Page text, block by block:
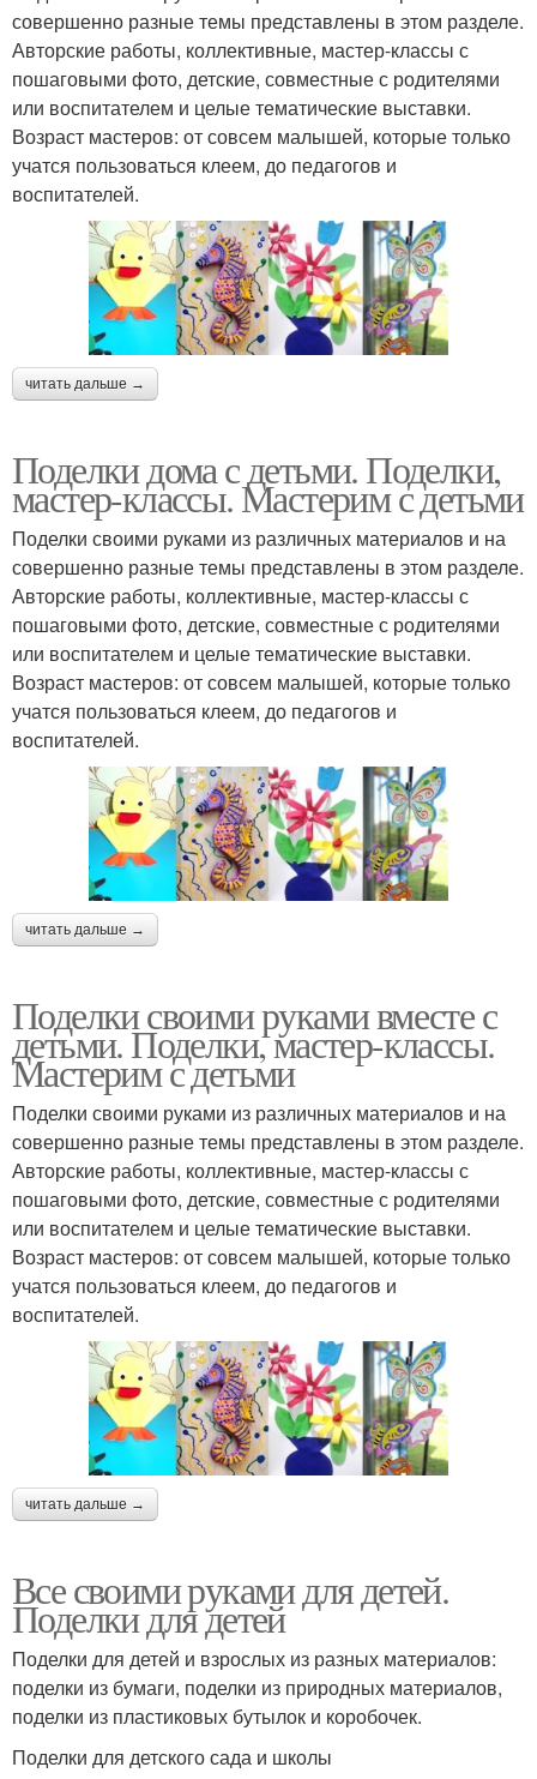
совершенно разные темы представлены в этом разделе.
Авторские работы, коллективные, мастер-классы с
пошаговыми фото, детские, совместные с родителями
или воспитателем и целые тематические выставки.
Возраст мастеров: от совсем малышей, которые только
учатся пользоваться клеем, до педагогов и
воспитателей.
читать дальше →
Поделки дома с детьми. Поделки,
мастер-классы. Мастерим с детьми
Поделки своими руками из различных материалов и на
совершенно разные темы представлены в этом разделе.
Авторские работы, коллективные, мастер-классы с
пошаговыми фото, детские, совместные с родителями
или воспитателем и целые тематические выставки.
Возраст мастеров: от совсем малышей, которые только
учатся пользоваться клеем, до педагогов и
воспитателей.
читать дальше →
Поделки своими руками вместе с
детьми. Поделки, мастер-классы.
Мастерим с детьми
Поделки своими руками из различных материалов и на
совершенно разные темы представлены в этом разделе.
Авторские работы, коллективные, мастер-классы с
пошаговыми фото, детские, совместные с родителями
или воспитателем и целые тематические выставки.
Возраст мастеров: от совсем малышей, которые только
учатся пользоваться клеем, до педагогов и
воспитателей.
читать дальше →
Все своими руками для детей.
Поделки для детей
Поделки для детей и взрослых из разных материалов:
поделки из бумаги, поделки из природных материалов,
поделки из пластиковых бутылок и коробочек.
Поделки для детского сада и школы